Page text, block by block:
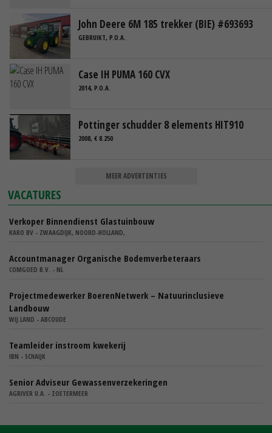
John Deere 6M 185 trekker (BIE) #693693
GEBRUIKT, P.O.A.
Case IH PUMA 160 CVX
2014, P.O.A.
Pottinger schudder 8 elements HIT910
2008, € 8.250
MEER ADVERTENTIES
VACATURES
Verkoper Binnendienst Glastuinbouw
KARO BV - ZWAAGDIJK, NOORD-HOLLAND,
Accountmanager Organische Bodemverbeteraars
COMGOED B.V. - NL
Projectmedewerker BoerenNetwerk – Natuurinclusieve
Landbouw
WIJ.LAND - ABCOUDE
Teamleider instroom kwekerij
IBN - SCHAIJK
Senior Adviseur Gewassenverzekeringen
AGRIVER U.A. - ZOETERMEER